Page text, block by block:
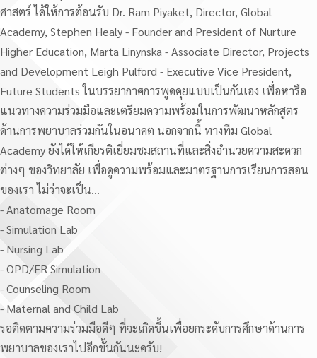
ศาสตร์ ได้ให้การต้อนรับ Dr. Ram Piyaket, Director, Global
Academy, Stephen Healy - Founder and President of Nurture
Higher Education, Marta Linynska - Associate Director, Projects
and Development Leigh Pulford - Executive Vice President,
Future Students ในบรรยากาศการพูดคุยแบบเป็นกันเอง เพื่อหารือ
แนวทางความร่วมมือและเตรียมความพร้อมในการพัฒนาหลักสูตร
ด้านการพยาบาลร่วมกันในอนาคต นอกจากนี้ ทางทีม Global
Academy ยังได้ให้เกียรติเยี่ยมชมสถานที่และสิ่งอำนวยความสะดวก
ต่างๆ ของวิทยาลัย เพื่อดูความพร้อมและมาตรฐานการเรียนการสอน
ของเรา ไม่ว่าจะเป็น...
- Anatomage Room
- Simulation Lab
- Nursing Lab
- OPD/ER Simulation
- Counseling Room
- Maternal and Child Lab
รอติดตามความร่วมมือดีๆ ที่จะเกิดขึ้นเพื่อยกระดับการศึกษาด้านการ
พยาบาลของเราไปอีกขั้นกันนะครับ!